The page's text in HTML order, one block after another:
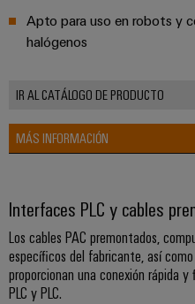
en
el
y
distribución
seguridad
las
redes
energéticas
Infraestructura
del
de
de
montaje
Guías
montadas
Apto para uso en robots y
halógenos
IR AL CATÁLOGO DE PRODUCTO
MÁS INFORMACIÓN
Interfaces PLC y cables
Los cables PAC premontados,
específicos del fabricante, así como
proporcionan una conexión rápida
PLC y PLC.